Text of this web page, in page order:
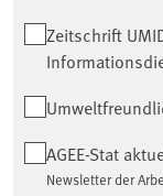
Zeitschrift
AGEE-Stat
Newsletter der